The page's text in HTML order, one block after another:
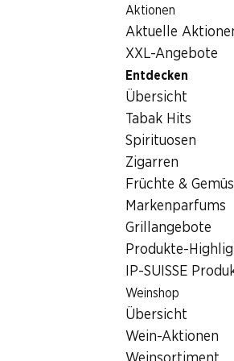
Aktionen
Aktuelle
XXL-Angebote
Entdecken
Übersicht
Tabak Hits
Spirituosen
Zigarren
Früchte &
Markenparfums
Grillangebote
Produkte-
IP-SUISSE
Weinshop
Übersicht
Wein-Aktionen
Entdecken
Produkte-
Denner Mate
Frisch, belebend und voller